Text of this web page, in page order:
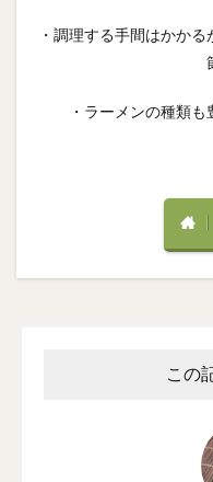
・調理する手間はかか
・ラーメンの種類
この